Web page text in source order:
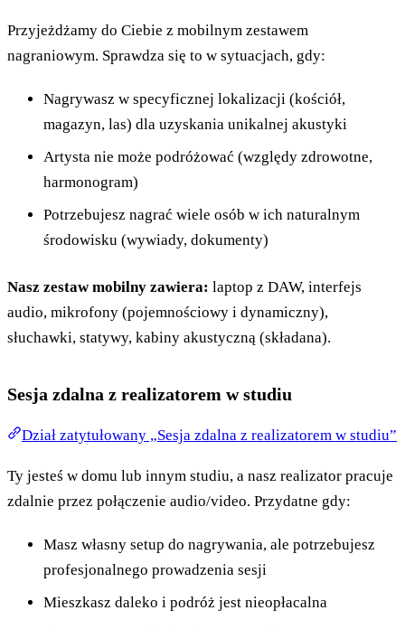
Przyjeżdżamy do Ciebie z mobilnym zestawem
nagraniowym. Sprawdza się to w sytuacjach, gdy:
Nagrywasz w specyficznej lokalizacji (kościół,
magazyn, las) dla uzyskania unikalnej akustyki
Artysta nie może podróżować (względy zdrowotne,
harmonogram)
Potrzebujesz nagrać wiele osób w ich naturalnym
środowisku (wywiady, dokumenty)
Nasz zestaw mobilny zawiera: laptop z DAW, interfejs
audio, mikrofony (pojemnościowy i dynamiczny),
słuchawki, statywy, kabiny akustyczną (składana).
Sesja zdalna z realizatorem w studiu
Dział zatytułowany „Sesja zdalna z realizatorem w studiu”
Ty jesteś w domu lub innym studiu, a nasz realizator pracuje
zdalnie przez połączenie audio/video. Przydatne gdy:
Masz własny setup do nagrywania, ale potrzebujesz
profesjonalnego prowadzenia sesji
Mieszkasz daleko i podróż jest nieopłacalna